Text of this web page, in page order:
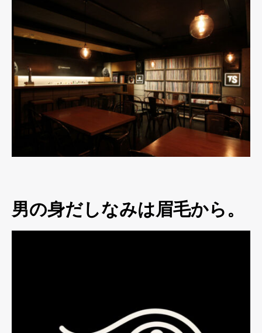
男の身だしなみは眉毛から。